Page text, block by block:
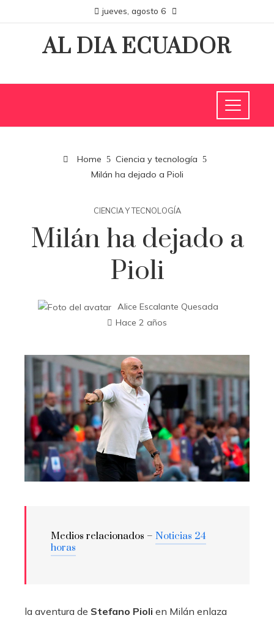
jueves, agosto 6
AL DIA ECUADOR
Home
Ciencia y tecnología
Milán ha dejado a Pioli
CIENCIA Y TECNOLOGÍA
Milán ha dejado a
Pioli
Alice Escalante Quesada
Hace 2 años
Medios relacionados – Noticias 24
horas
la aventura de Stefano Pioli en Milán enlaza